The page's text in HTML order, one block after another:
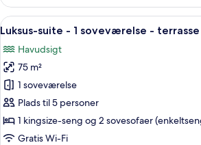
-
balkon
-Indlæs
alle
billeder
af
Luksus-
suite
-
1
Et
7
Luksus-suite - 1 soveværelse -
Havudsigt
75 m²
1 soveværelse
Plads til 5 personer
1 kingsize-seng og 2 sovesofaer
Gratis Wi-Fi